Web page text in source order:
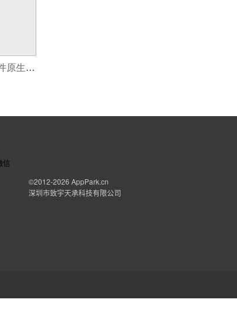
从设计角度优化手机软件原生APP开发流程‌
©2012-2026 AppPark.cn
深圳市致宇天承科技有限公司